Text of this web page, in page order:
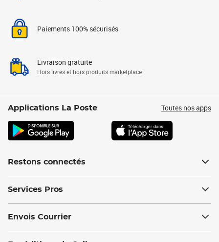
Paiements 100% sécurisés
Livraison gratuite
Hors livres et hors produits marketplace
Applications La Poste Toutes nos apps
Restons connectés
Services Pros
Envois Courrier